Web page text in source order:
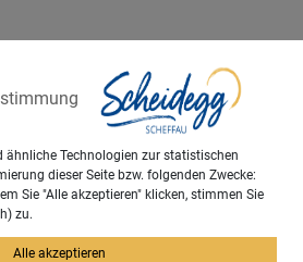
(Terminvereinbarung)
„Scheidegg-
ähnliche Technologien zur statistischen
dieser Seite bzw. folgenden Zwecke:
Sie "Alle akzeptieren" klicken, stimmen Sie
zu.
Alle akzeptieren